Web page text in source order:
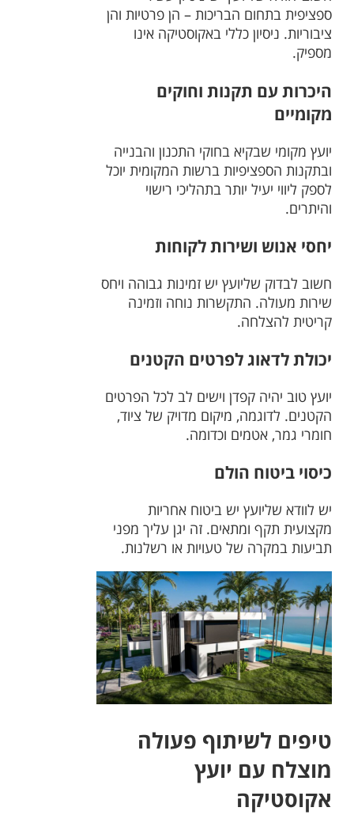
ספציפית בתחום הבריכות – הן פרטיות והן
ציבוריות. ניסיון כללי באקוסטיקה אינו
מספיק.
היכרות עם תקנות וחוקים
מקומיים
יועץ מקומי שבקיא בחוקי התכנון והבנייה
ובתקנות הספציפיות ברשות המקומית יוכל
לספק ליווי יעיל יותר בתהליכי רישוי
והיתרים.
יחסי אנוש ושירות לקוחות
חשוב לבדוק שליועץ יש זמינות גבוהה ויחס
שירות מעולה. התקשרות נוחה וזמינה
קריטית להצלחה.
יכולת לדאוג לפרטים הקטנים
יועץ טוב יהיה קפדן וישים לב לכל הפרטים
הקטנים. לדוגמה, מיקום מדויק של ציוד,
חומרי גמר, אטמים וכדומה.
כיסוי ביטוח הולם
יש לוודא שליועץ יש ביטוח אחריות
מקצועית תקף ומתאים. זה יגן עליך מפני
תביעות במקרה של טעויות או רשלנות.
טיפים לשיתוף פעולה
מוצלח עם יועץ
אקוסטיקה